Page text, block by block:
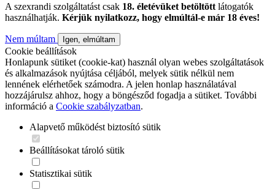
A szexrandi szolgáltatást csak 18. életévüket betöltött látogatók
használhatják. Kérjük nyilatkozz, hogy elmúltál-e már 18 éves!
Nem múltam Igen, elmúltam
Cookie beállítások
Honlapunk sütiket (cookie-kat) használ olyan webes szolgáltatások
és alkalmazások nyújtása céljából, melyek sütik nélkül nem
lennének elérhetőek számodra. A jelen honlap használatával
hozzájárulsz ahhoz, hogy a böngésződ fogadja a sütiket. További
információ a Cookie szabályzatban.
Alapvető működést biztosító sütik
Beállításokat tároló sütik
Statisztikai sütik